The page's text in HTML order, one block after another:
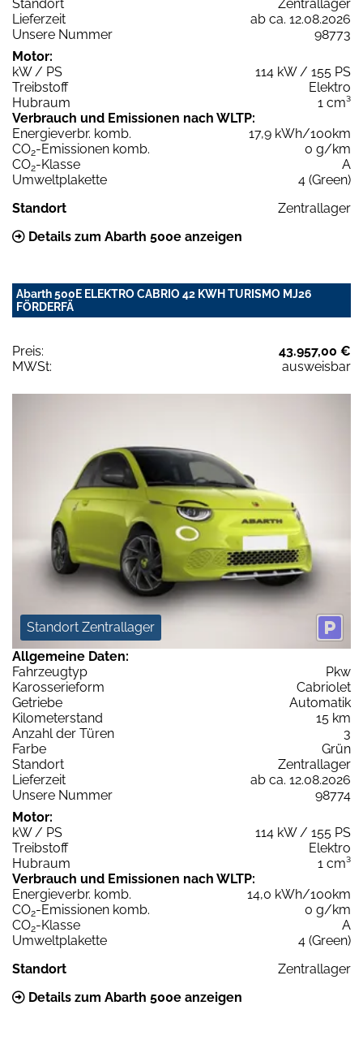
Standort
Zentrallager
Lieferzeit
ab ca. 12.08.2026
Unsere Nummer
98773
Motor:
kW / PS
114 kW / 155 PS
Treibstoff
Elektro
Hubraum
1 cm³
Verbrauch und Emissionen nach WLTP:
Energieverbr. komb.
17,9 kWh/100km
CO2-Emissionen komb.
0 g/km
CO2-Klasse
A
Umweltplakette
4 (Green)
Standort
Zentrallager
Details zum Abarth 500e anzeigen
Abarth 500E ELEKTRO CABRIO 42 KWH TURISMO MJ26
FÖRDERFÄ
Preis:
43.957,00 €
MWSt:
ausweisbar
Standort Zentrallager
Allgemeine Daten:
Fahrzeugtyp
Pkw
Karosserieform
Cabriolet
Getriebe
Automatik
Kilometerstand
15 km
Anzahl der Türen
3
Farbe
Grün
Standort
Zentrallager
Lieferzeit
ab ca. 12.08.2026
Unsere Nummer
98774
Motor:
kW / PS
114 kW / 155 PS
Treibstoff
Elektro
Hubraum
1 cm³
Verbrauch und Emissionen nach WLTP:
Energieverbr. komb.
14,0 kWh/100km
CO2-Emissionen komb.
0 g/km
CO2-Klasse
A
Umweltplakette
4 (Green)
Standort
Zentrallager
Details zum Abarth 500e anzeigen